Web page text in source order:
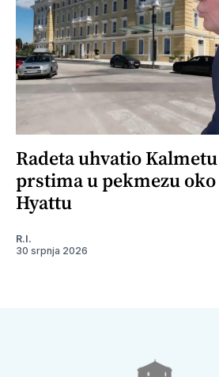
Radeta uhvatio
prstima u pekmezu
Hyattu
R.I.
30 srpnja 2026